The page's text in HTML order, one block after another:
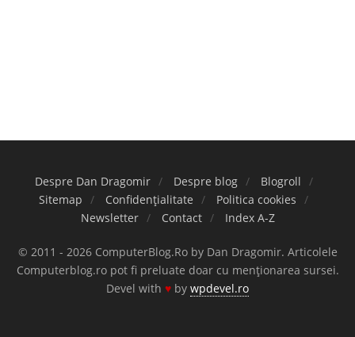
Despre Dan Dragomir Despre blog
Blogroll
Sitemap
Confidențialitate
Politica cookies
Newsletter
Contact Index A-Z
© 2011 - 2026 ComputerBlog.Ro by Dan Dragomir. Articolele
Computerblog.ro pot fi preluate doar cu menționarea sursei.
Devel with ♥ by wpdevel.ro